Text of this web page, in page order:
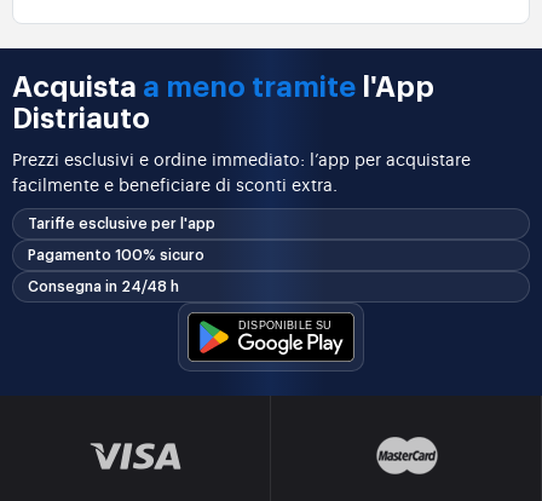
Acquista a meno tramite l'App
Distriauto
Prezzi esclusivi e ordine immediato: l’app per acquistare
facilmente e beneficiare di sconti extra.
Tariffe esclusive per l'app
Pagamento 100% sicuro
Consegna in 24/48 h